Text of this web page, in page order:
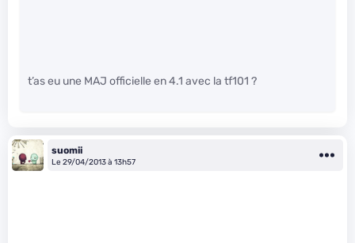
t’as eu une MAJ officielle en 4.1 avec la tf101 ?
suomii
Le 29/04/2013 à 13h57